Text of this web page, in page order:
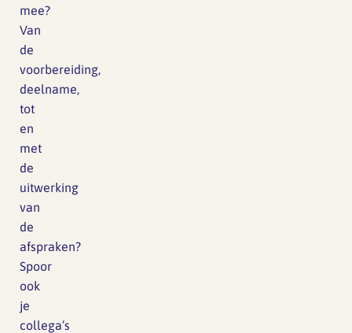
mee?
Van
de
voorbereiding,
deelname,
tot
en
met
de
uitwerking
van
de
afspraken?
Spoor
ook
je
collega’s